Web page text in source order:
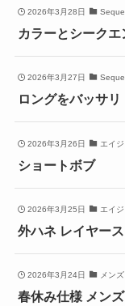
2026年3月28日
カラーとシーク
2026年3月27日
ロングをバッサ
2026年3月26日 エイ
ショートボブ
2026年3月25日 エイ
外ハネ レイヤー
2026年3月24日 メンズ
春休み仕様 メン